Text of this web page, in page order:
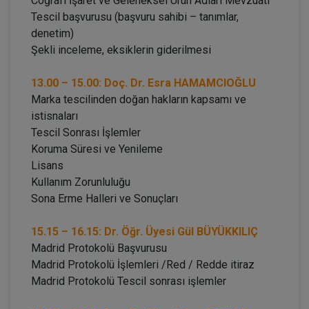
Tescil başvurusu (başvuru sahibi – tanımlar,
denetim)
Şekli inceleme, eksiklerin giderilmesi
13.00 – 15.00: Doç. Dr. Esra HAMAMCIOĞLU
Marka tescilinden doğan hakların kapsamı ve
istisnaları
Tescil Sonrası İşlemler
Koruma Süresi ve Yenileme
Lisans
Kullanım Zorunluluğu
Sona Erme Halleri ve Sonuçları
15.15 – 16.15: Dr. Öğr. Üyesi Gül BÜYÜKKILIÇ
Madrid Protokolü Başvurusu
Madrid Protokolü İşlemleri /Red / Redde itiraz
Madrid Protokolü Tescil sonrası işlemler